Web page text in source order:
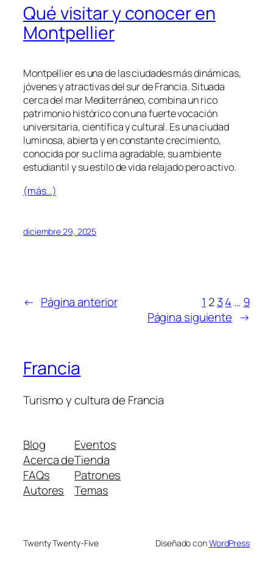
Qué visitar y conocer en
Montpellier
Montpellier es una de las ciudades más dinámicas,
jóvenes y atractivas del sur de Francia. Situada
cerca del mar Mediterráneo, combina un rico
patrimonio histórico con una fuerte vocación
universitaria, científica y cultural. Es una ciudad
luminosa, abierta y en constante crecimiento,
conocida por su clima agradable, su ambiente
estudiantil y su estilo de vida relajado pero activo.
(más…)
diciembre 29, 2025
← Página anterior 1 2 34 … 9
Página siguiente →
Francia
Turismo y cultura de Francia
Blog
Acerca de
FAQs
Autores
Eventos
Tienda
Patrones
Temas
Twenty Twenty-Five Diseñado conWordPress